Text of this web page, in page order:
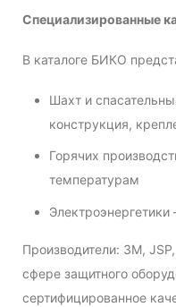
Специализированные
В каталоге БИКО
Шахт и
конструкция,
Горячих
температурам
Электроэнергетики
Производители: 3M,
сфере защитного
сертифицированное